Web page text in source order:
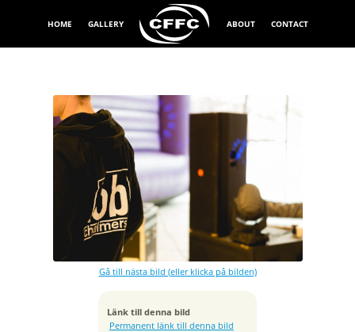
HOME GALLERY ABOUT CONTACT
Gå till nästa bild (eller klicka på bilden)
Länk till denna bild
Permanent länk till denna bild
Exponeringstid
1/180 sek
Bländare
f/2.8
Kamera
Canon EOS 6D
Tagen
ISO
2500